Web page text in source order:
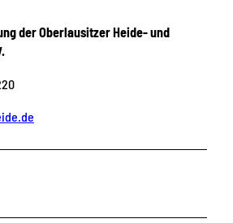
der Oberlausitzer Heide- und